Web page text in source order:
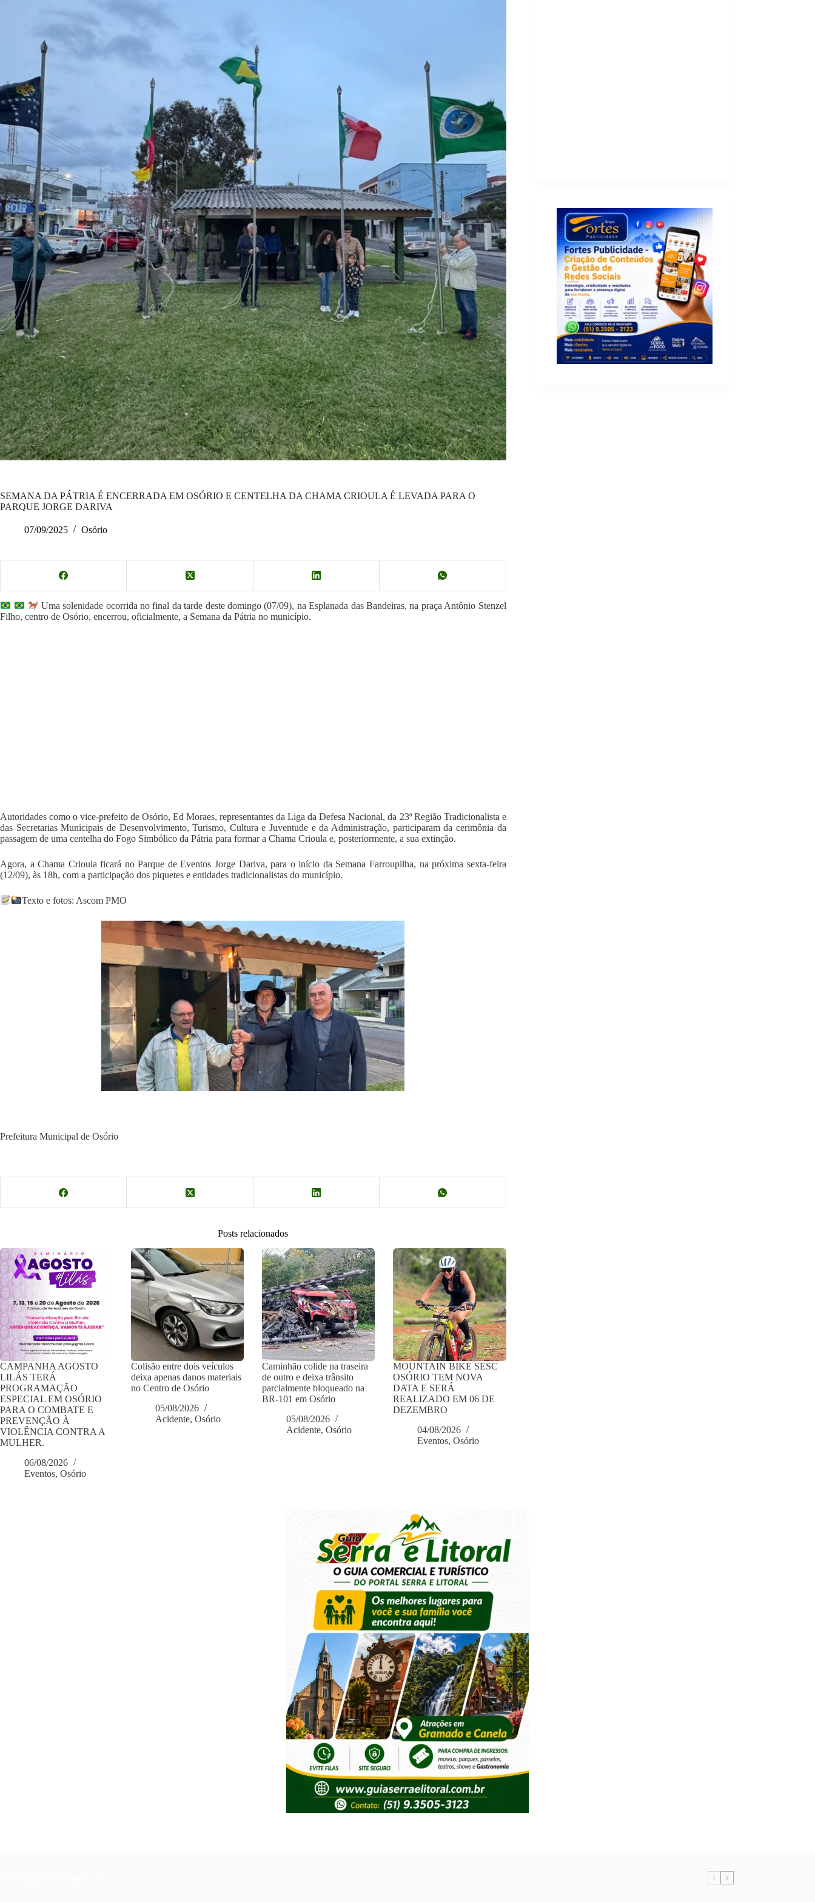
SEMANA DA PÁTRIA É ENCERRADA EM OSÓRIO E CENTELHA DA CHAMA CRIOULA É LEVADA PARA O
PARQUE JORGE DARIVA
07/09/2025 Osório
Uma solenidade ocorrida no final da tarde deste domingo (07/09), na Esplanada das Bandeiras, na praça Antônio Stenzel
Filho, centro de Osório, encerrou, oficialmente, a Semana da Pátria no município.
Autoridades como o vice-prefeito de Osório, Ed Moraes, representantes da Liga da Defesa Nacional, da 23ª Região Tradicionalista e
das Secretarias Municipais de Desenvolvimento, Turismo, Cultura e Juventude e da Administração, participaram da cerimônia da
passagem de uma centelha do Fogo Simbólico da Pátria para formar a Chama Crioula e, posteriormente, a sua extinção.
Agora, a Chama Crioula ficará no Parque de Eventos Jorge Dariva, para o início da Semana Farroupilha, na próxima sexta-feira
(12/09), às 18h, com a participação dos piquetes e entidades tradicionalistas do município.
Texto e fotos: Ascom PMO
Prefeitura Municipal de Osório
Posts relacionados
CAMPANHA AGOSTO
LILÁS TERÁ
PROGRAMAÇÃO
ESPECIAL EM OSÓRIO
PARA O COMBATE E
PREVENÇÃO À
VIOLÊNCIA CONTRA A
MULHER.
06/08/2026
Eventos, Osório
Colisão entre dois veículos
deixa apenas danos materiais
no Centro de Osório
05/08/2026
Acidente,Osório
Caminhão colide na traseira
de outro e deixa trânsito
parcialmente bloqueado na
BR-101 em Osório
05/08/2026
Acidente,Osório
MOUNTAIN BIKE SESC
OSÓRIO TEM NOVA
DATA E SERÁ
REALIZADO EM 06 DE
DEZEMBRO
04/08/2026
Eventos,Osório